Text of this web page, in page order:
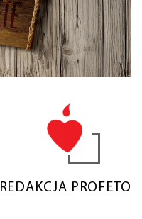
REDAKCJA PROFETO